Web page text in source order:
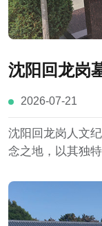
沈阳回龙岗
的纪念
2026-07-21
沈阳回龙岗人文
念之地，以其独